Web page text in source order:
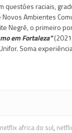
questões raciais,
Ambientes
Negrê, o primeiro
em Fortaleza”
Soma
netflix africa do sul,